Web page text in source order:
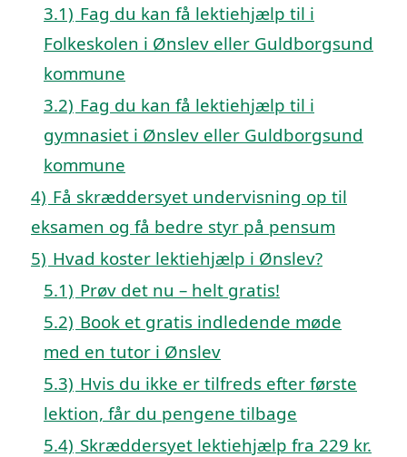
3.1) Fag du kan få lektiehjælp til i
Folkeskolen i Ønslev eller Guldborgsund
kommune
3.2) Fag du kan få lektiehjælp til i
gymnasiet i Ønslev eller Guldborgsund
kommune
4) Få skræddersyet undervisning op til
eksamen og få bedre styr på pensum
5) Hvad koster lektiehjælp i Ønslev?
5.1) Prøv det nu – helt gratis!
5.2) Book et gratis indledende møde
med en tutor i Ønslev
5.3) Hvis du ikke er tilfreds efter første
lektion, får du pengene tilbage
5.4) Skræddersyet lektiehjælp fra 229 kr.